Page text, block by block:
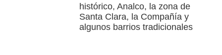
histórico, Analco, la zona de
Santa Clara, la Compañía y
algunos barrios tradicionales